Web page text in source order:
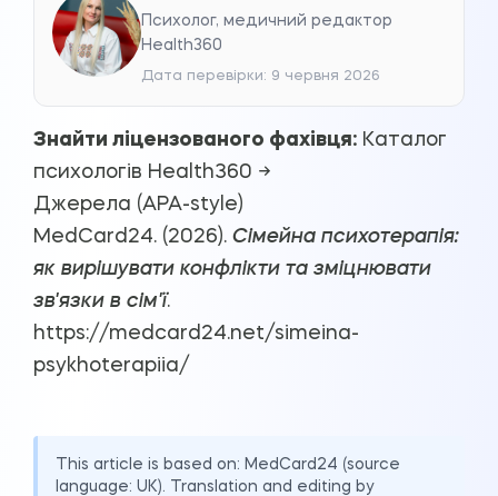
Психолог, медичний редактор
Health360
Дата перевірки: 9 червня 2026
Знайти ліцензованого фахівця: Каталог
психологів Health360 →
Джерела (APA-style)
MedCard24. (2026). Сімейна психотерапія:
як вирішувати конфлікти та зміцнювати
зв'язки в сім'ї.
https://medcard24.net/simeina-
psykhoterapiia/
This article is based on: MedCard24 (source
language: UK). Translation and editing by